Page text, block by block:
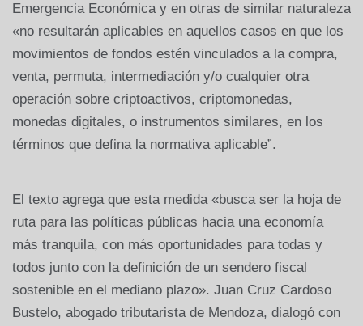
Emergencia Económica y en otras de similar naturaleza
«no resultarán aplicables en aquellos casos en que los
movimientos de fondos estén vinculados a la compra,
venta, permuta, intermediación y/o cualquier otra
operación sobre criptoactivos, criptomonedas,
monedas digitales, o instrumentos similares, en los
términos que defina la normativa aplicable”.
El texto agrega que esta medida «busca ser la hoja de
ruta para las políticas públicas hacia una economía
más tranquila, con más oportunidades para todas y
todos junto con la definición de un sendero fiscal
sostenible en el mediano plazo». Juan Cruz Cardoso
Bustelo, abogado tributarista de Mendoza, dialogó con